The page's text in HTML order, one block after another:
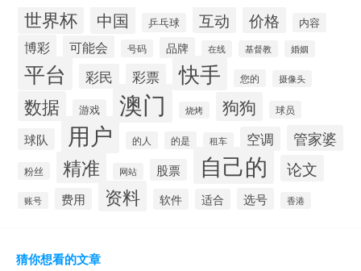
世界杯 中国 乒乓球 互动 价格 内容
博彩 可能会 号码 品牌 在线 基督教 婚姻
平台 彩民 彩票 快手 您的 摄像头
数据 游戏 澳门 烧烤 狗狗 球员
球队 用户 的人 的是 租车 空调 管家婆
粉丝 精准 网站 股票 自己的 论文
账号 费用 资料 软件 适合 选号 香港
猜你想看的文章